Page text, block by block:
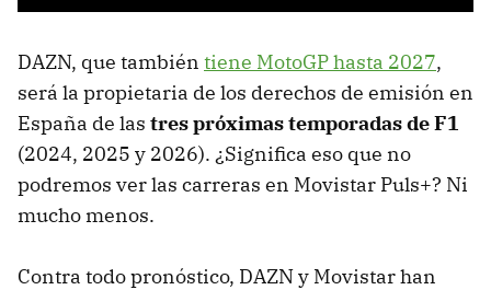
DAZN, que también tiene MotoGP hasta 2027,
será la propietaria de los derechos de emisión en
España de las tres próximas temporadas de F1
(2024, 2025 y 2026). ¿Significa eso que no
podremos ver las carreras en Movistar Puls+? Ni
mucho menos.
Contra todo pronóstico, DAZN y Movistar han